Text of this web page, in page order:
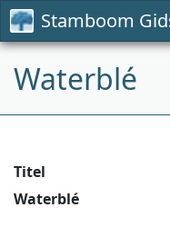
Stamboom
Waterblé
Titel
Waterblé